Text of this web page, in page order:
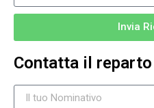
Invia
Contatta il